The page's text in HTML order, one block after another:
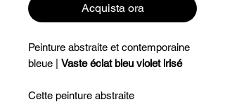
Acquista ora
Peinture abstraite et contemporaine
bleue | Vaste éclat bleu violet irisé
Cette peinture abstraite